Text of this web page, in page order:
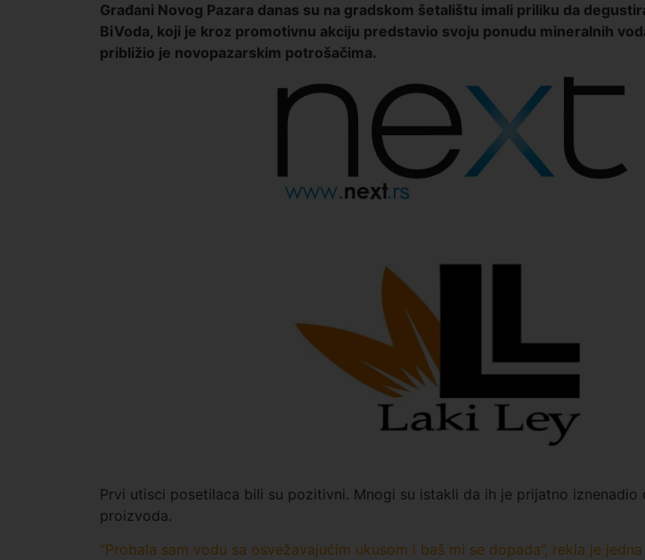
Građani Novog Pazara danas su na gradskom šetalištu imali priliku da
BiVoda, koji je kroz promotivnu akciju predstavio svoju ponudu mineralnih
približio je novopazarskim potrošačima.
Prvi utisci posetilaca bili su pozitivni. Mnogi su istakli da ih je prijatno iznenadio
proizvoda.
“Probala sam vodu sa osvežavajućim ukusom i baš mi se dopada”, rekla je